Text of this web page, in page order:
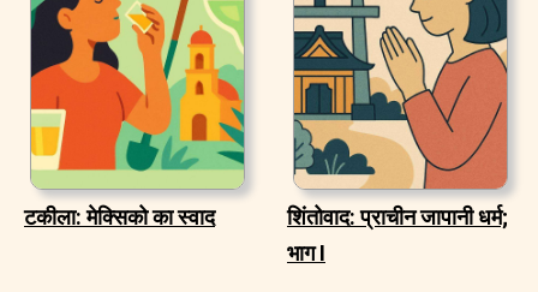
टकीला: मेक्सिको का स्वाद
शिंतोवाद: प्राचीन जापानी धर्म;
भाग I